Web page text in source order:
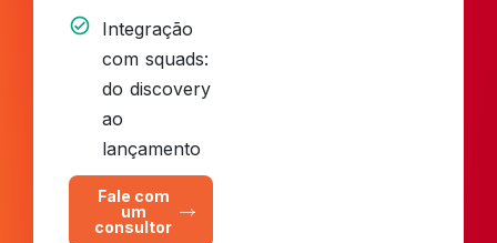
Integração
com squads:
do discovery
ao
lançamento
Fale com
um
consultor